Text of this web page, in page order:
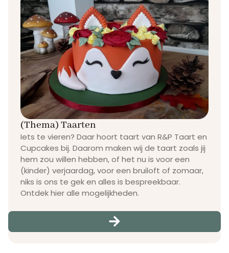
(Thema) Taarten
Iets te vieren? Daar hoort taart van R&P Taart en
Cupcakes bij. Daarom maken wij de taart zoals jij
hem zou willen hebben, of het nu is voor een
(kinder) verjaardag, voor een bruiloft of zomaar,
niks is ons te gek en alles is bespreekbaar.
Ontdek hier alle mogelijkheden.